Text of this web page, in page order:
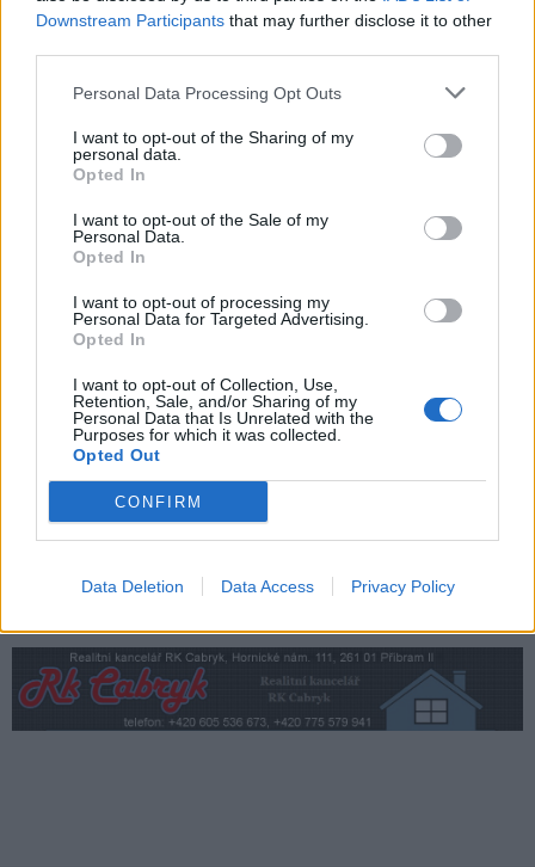
Downstream Participants that may further disclose it to other
Personal Data Processing Opt Outs
I want to opt-out of the Sharing of my
personal data.
Opted In
I want to opt-out of the Sale of my
Personal Data.
Opted In
I want to opt-out of processing my
Personal Data for Targeted Advertising.
Opted In
I want to opt-out of Collection, Use,
Retention, Sale, and/or Sharing of my
Personal Data that Is Unrelated with the
Purposes for which it was collected.
Opted Out
CONFIRM
Data Deletion Data Access Privacy Policy
Většina koupališť na Příbramsku nabízí
výborné podmínky. Horší voda je jen na
Zpravodajství
Příbram modernizuje parkovací automaty.
Zpravodajství
Obce nově získají body i za předcházení
vzniku odpadu